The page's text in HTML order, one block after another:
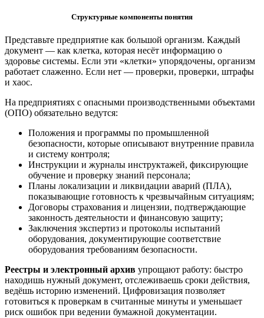
Структурные компоненты понятия
Представьте предприятие как большой организм. Каждый
документ — как клетка, которая несёт информацию о
здоровье системы. Если эти «клетки» упорядочены, организм
работает слаженно. Если нет — проверки, проверки, штрафы
и хаос.
На предприятиях с опасными производственными объектами
(ОПО) обязательно ведутся:
Положения и программы по промышленной
безопасности, которые описывают внутренние правила
и систему контроля;
Инструкции и журналы инструктажей, фиксирующие
обучение и проверку знаний персонала;
Планы локализации и ликвидации аварий (ПЛА),
показывающие готовность к чрезвычайным ситуациям;
Договоры страхования и лицензии, подтверждающие
законность деятельности и финансовую защиту;
Заключения экспертиз и протоколы испытаний
оборудования, документирующие соответствие
оборудования требованиям безопасности.
Реестры и электронный архив упрощают работу: быстро
находишь нужный документ, отслеживаешь сроки действия,
ведёшь историю изменений. Цифровизация позволяет
готовиться к проверкам в считанные минуты и уменьшает
риск ошибок при ведении бумажной документации.